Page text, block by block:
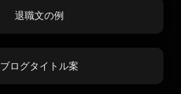
退職文の例
ブログタイトル案